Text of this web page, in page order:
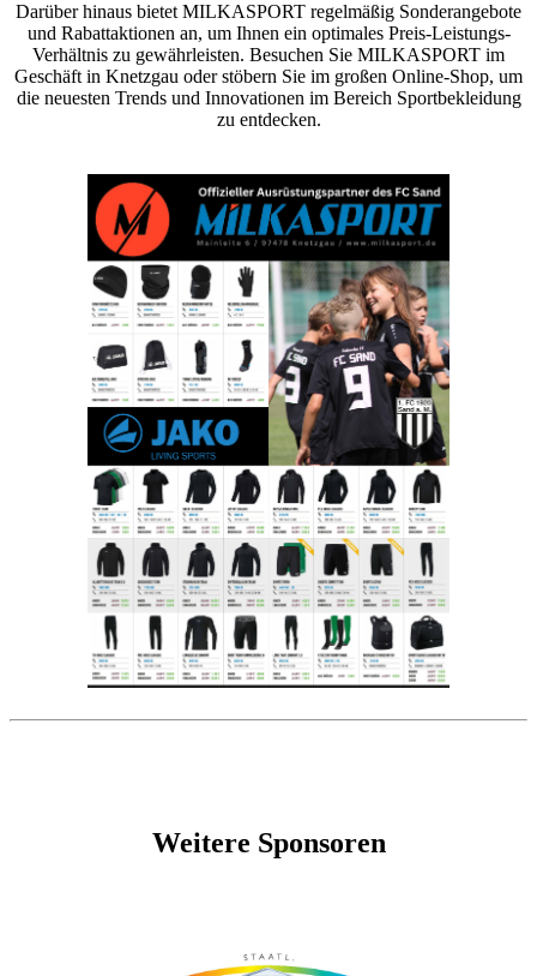
Darüber hinaus bietet MILKASPORT regelmäßig Sonderangebote
und Rabattaktionen an, um Ihnen ein optimales Preis-Leistungs-
Verhältnis zu gewährleisten. Besuchen Sie MILKASPORT im
Geschäft in Knetzgau oder stöbern Sie im großen Online-Shop, um
die neuesten Trends und Innovationen im Bereich Sportbekleidung
zu entdecken.
Weitere Sponsoren